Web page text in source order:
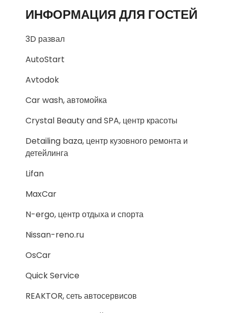
ИНФОРМАЦИЯ ДЛЯ ГОСТЕЙ
3D развал
AutoStart
Avtodok
Car wash, автомойка
Crystal Beauty and SPA, центр красоты
Detailing baza, центр кузовного ремонта и
детейлинга
Lifan
MaxCar
N-ergo, центр отдыха и спорта
Nissan-reno.ru
OsCar
Quick Service
REAKTOR, сеть автосервисов